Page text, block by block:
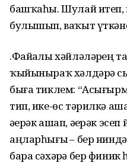
башҡаһы. Шулай итеп,
булышып, ваҡыт
.Файҙалы хәйләләрҙең
ҡыйыныраҡ хәлдәрҙә
быға тиклем:
тип, ике-өс тәрилкә
әҙерәк ашап, әҙерәк эсеп
аңларһығыҙ – бер
бара сәхәрҙә бер